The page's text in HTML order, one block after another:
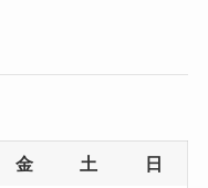
金 土 日